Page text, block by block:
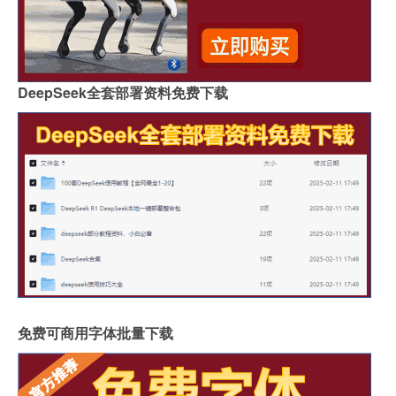
DeepSeek全套部署资料免费下载
免费可商用字体批量下载